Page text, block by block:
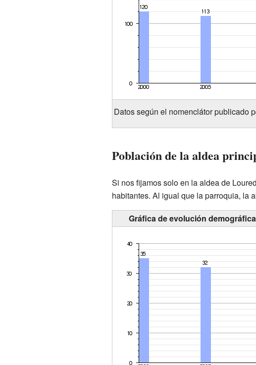
Datos según el nomenclátor publicado
Población de la aldea
Si nos fijamos solo en la aldea de
habitantes. Al igual que la parroquia, la
Gráfica de evolución